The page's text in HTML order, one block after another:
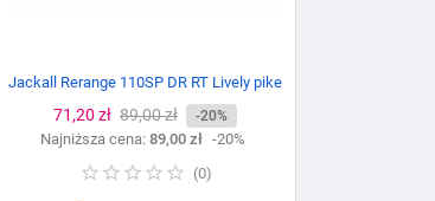
Jackall Rerange 110SP DR RT Lively pike
Cena
71,20 zł Cena
podstawowa
89,00 zł -20%
Najniższa cena: 89,00 zł -20%
(0)